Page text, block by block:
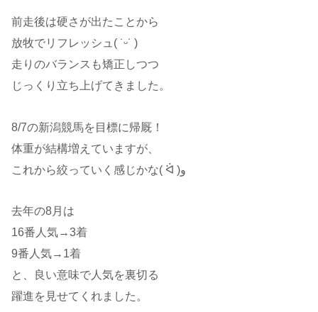
前走後は硬さが出たことから
放牧でリフレッシュ( ˙ᵕ​˙ )
走りのバランスも矯正しつつ
じっくり立ち上げてきました。
8/7の新潟競馬を目標に帰厩！
体重が結構増えていますが、
これから絞っていく感じかな( ᐛ )و
去年の8月は
16番人気→3着
9番人気→1着
と、良い意味で人気を裏切る
躍進を見せてくれました。